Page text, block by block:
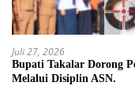
Juli 27, 2026
Bupati Takalar Dorong
Melalui Disiplin ASN.